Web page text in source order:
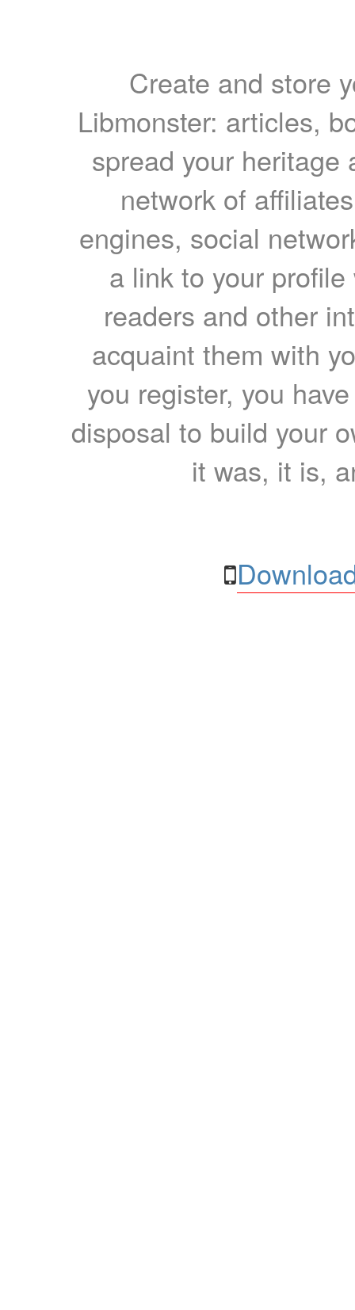
Create and store
Libmonster: articles,
spread your heritage
network of
engines, social
a link to your
readers and other
acquaint them with
you register, you
disposal to build your
it was, it is,